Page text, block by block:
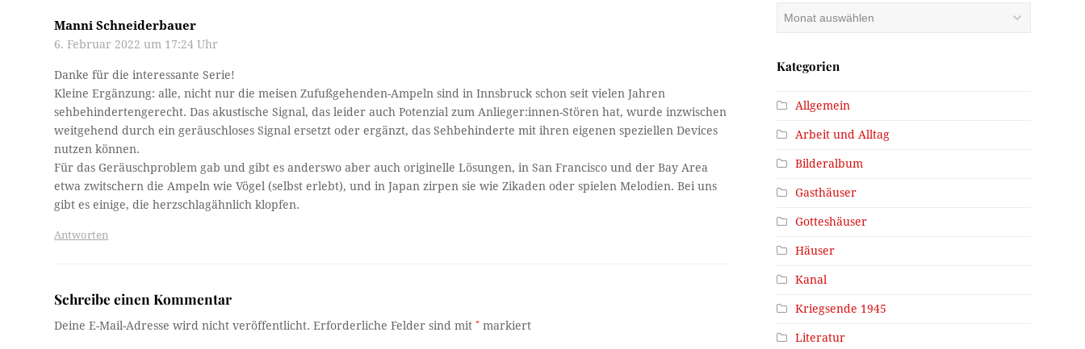
Manni Schneiderbauer
6. Februar 2022 um 17:24 Uhr
Danke für die interessante Serie!
Kleine Ergänzung: alle, nicht nur die meisen Zufußgehenden-Ampeln sind in Innsbruck schon seit vielen Jahren
sehbehindertengerecht. Das akustische Signal, das leider auch Potenzial zum Anlieger:innen-Stören hat, wurde inzwischen
weitgehend durch ein geräuschloses Signal ersetzt oder ergänzt, das Sehbehinderte mit ihren eigenen speziellen Devices
nutzen können.
Für das Geräuschproblem gab und gibt es anderswo aber auch originelle Lösungen, in San Francisco und der Bay Area
etwa zwitschern die Ampeln wie Vögel (selbst erlebt), und in Japan zirpen sie wie Zikaden oder spielen Melodien. Bei uns
gibt es einige, die herzschlagähnlich klopfen.
Antworten
Schreibe einen Kommentar
Deine E-Mail-Adresse wird nicht veröffentlicht. Erforderliche Felder sind mit* markiert
Kategorien
Allgemein
Arbeit und Alltag
Bilderalbum
Gasthäuser
Gotteshäuser
Häuser
Kanal
Kriegsende 1945
Literatur